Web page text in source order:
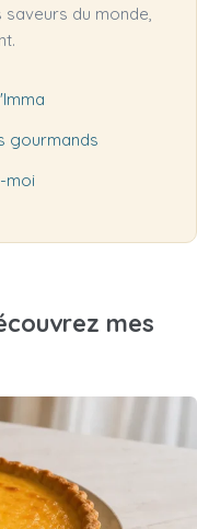
saveurs du monde,
gourmands
moi
mes